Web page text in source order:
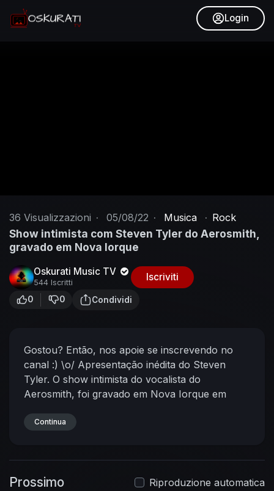
Login
36 Visualizzazioni · 05/08/22 · Musica · Rock
Show intimista com Steven Tyler do Aerosmith,
gravado em Nova Iorque
Oskurati Music TV
544 Iscritti Iscriviti
0 0 Condividi
Gostou? Então, nos apoie se inscrevendo no
canal :) \o/ Apresentação inédita do Steven
Tyler. O show intimista do vocalista do
Aerosmith, foi gravado em Nova Iorque em
traz novas versões para grandes sucessos.
“Jaded”, “Janie’s Got a Gun” e “Love is Your
Continua
Prossimo
Riproduzione automatica